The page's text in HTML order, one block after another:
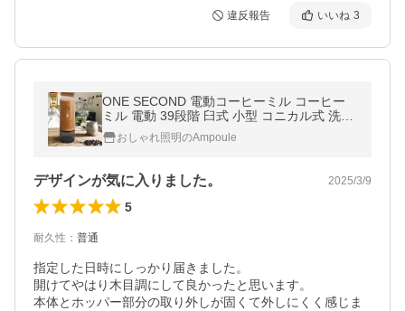
違反報告 いいね 3
ONE SECOND 電動コーヒーミル コーヒー
ミル 電動 39段階 臼式 小型 コニカル式 洗え
る 水洗い 木目調 充電式 セラミック コード
レス ギフト ワンセカンド
おしゃれ照明のAmpoule
デザインが気に入りました。 2025/3/9
5
耐久性 ： 普通
指定した日時にしっかり届きました。
開けてやはり木目調にして良かったと思います。
本体とホッパー部分の取り外しが固くて外しにくく感じま